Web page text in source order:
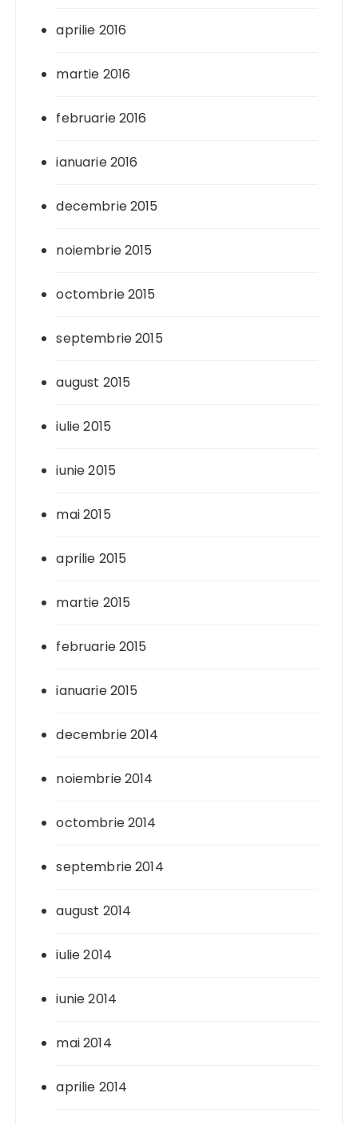
aprilie 2016
martie 2016
februarie 2016
ianuarie 2016
decembrie 2015
noiembrie 2015
octombrie 2015
septembrie 2015
august 2015
iulie 2015
iunie 2015
mai 2015
aprilie 2015
martie 2015
februarie 2015
ianuarie 2015
decembrie 2014
noiembrie 2014
octombrie 2014
septembrie 2014
august 2014
iulie 2014
iunie 2014
mai 2014
aprilie 2014